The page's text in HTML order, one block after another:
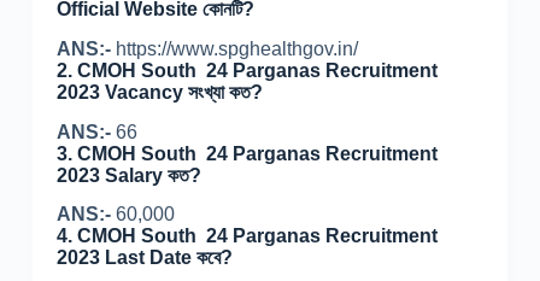
Official Website কোনটি?
ANS:-https://www.spghealthgov.in/
2. CMOH South 24 Parganas Recruitment
2023 Vacancy সংখ্যা কত?
ANS:-66
3. CMOH South 24 Parganas Recruitment
2023 Salary কত?
ANS:-60,000
4. CMOH South 24 Parganas Recruitment
2023 Last Date কবে?